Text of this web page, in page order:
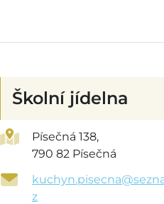
Školní jídelna
Písečná 138,
790 82 Písečná
z